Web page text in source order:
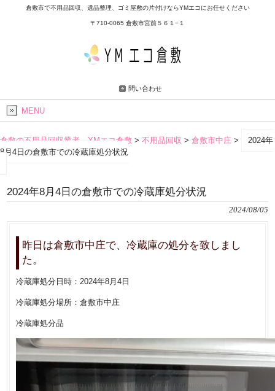
倉敷市で不用品回収、遺品整理、ゴミ屋敷の片付けならYMエコにお任せください
〒710-0065 倉敷市宮前５６１−１
問い合わせ
MENU
倉敷の不用品回収業者 YMエコ倉敷 > 不用品回収 > 倉敷市中庄 >
2024年
8月4日の倉敷市での冷蔵庫処分状況
2024年8月4日の倉敷市での冷蔵庫処分状況
2024/08/05
昨日は倉敷市中庄で、冷蔵庫の処分を致しまし
た。
冷蔵庫処分日時：2024年8月4日
冷蔵庫処分場所：倉敷市中庄
冷蔵庫処分品